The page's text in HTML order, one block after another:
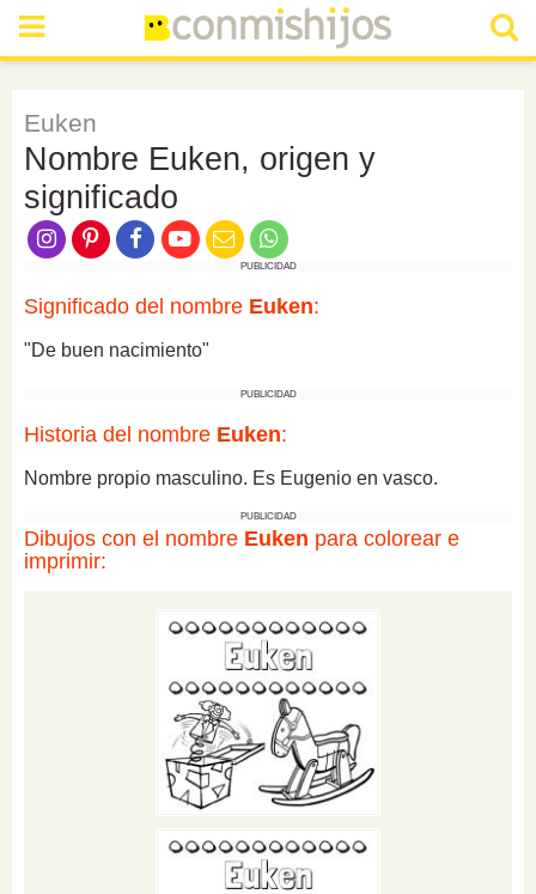
Euken
Nombre Euken, origen y
significado
PUBLICIDAD
Significado del nombre Euken:
"De buen nacimiento"
PUBLICIDAD
Historia del nombre Euken:
Nombre propio masculino. Es Eugenio en vasco.
PUBLICIDAD
Dibujos con el nombre Euken para colorear e
imprimir: